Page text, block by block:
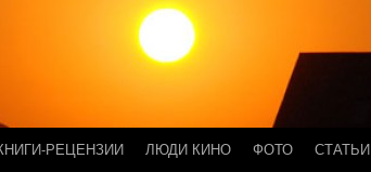
РЕЦЕНЗИИ ЛЮДИ КИНО ФОТО
СТАТЬИ